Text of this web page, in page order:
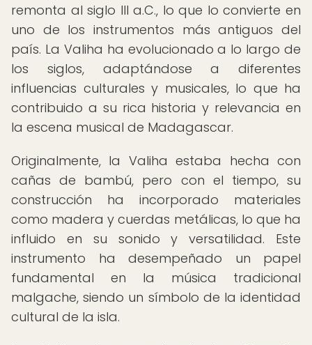
remonta al siglo III a.C., lo que lo convierte en
uno de los instrumentos más antiguos del
país. La Valiha ha evolucionado a lo largo de
los siglos, adaptándose a diferentes
influencias culturales y musicales, lo que ha
contribuido a su rica historia y relevancia en
la escena musical de Madagascar.
Originalmente, la Valiha estaba hecha con
cañas de bambú, pero con el tiempo, su
construcción ha incorporado materiales
como madera y cuerdas metálicas, lo que ha
influido en su sonido y versatilidad. Este
instrumento ha desempeñado un papel
fundamental en la música tradicional
malgache, siendo un símbolo de la identidad
cultural de la isla.